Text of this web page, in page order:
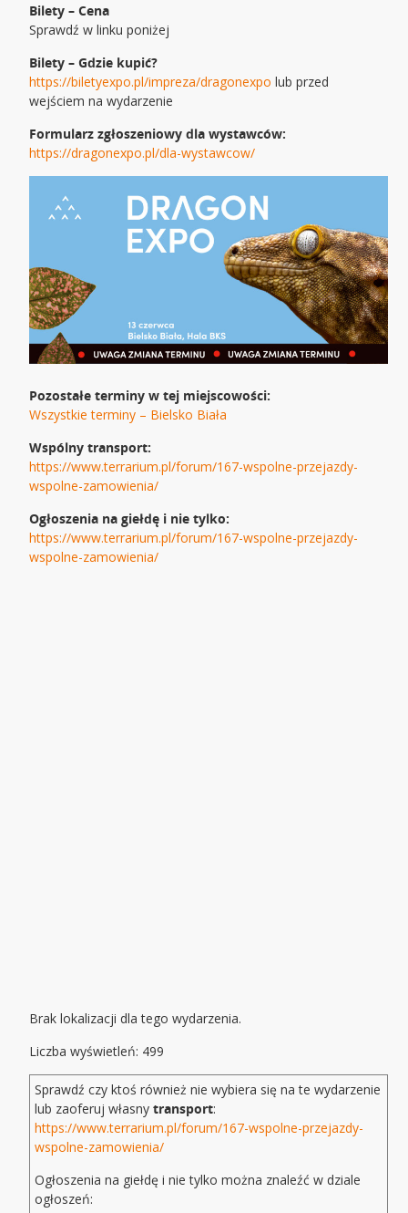
Bilety – Cena
Sprawdź w linku poniżej
Bilety – Gdzie kupić?
https://biletyexpo.pl/impreza/dragonexpo lub przed
wejściem na wydarzenie
Formularz zgłoszeniowy dla wystawców:
https://dragonexpo.pl/dla-wystawcow/
Pozostałe terminy w tej miejscowości:
Wszystkie terminy – Bielsko Biała
Wspólny transport:
https://www.terrarium.pl/forum/167-wspolne-przejazdy-
wspolne-zamowienia/
Ogłoszenia na giełdę i nie tylko:
https://www.terrarium.pl/forum/167-wspolne-przejazdy-
wspolne-zamowienia/
Brak lokalizacji dla tego wydarzenia.
Liczba wyświetleń: 499
Sprawdź czy ktoś również nie wybiera się na te wydarzenie
lub zaoferuj własny transport:
https://www.terrarium.pl/forum/167-wspolne-przejazdy-
wspolne-zamowienia/
Ogłoszenia na giełdę i nie tylko można znaleźć w dziale
ogłoszeń: